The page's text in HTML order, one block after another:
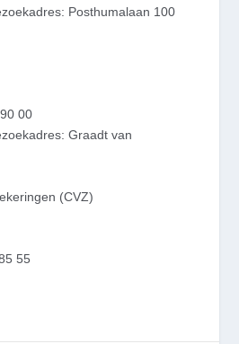
Posthumalaan 100
00
Graadt van
(CVZ)
55